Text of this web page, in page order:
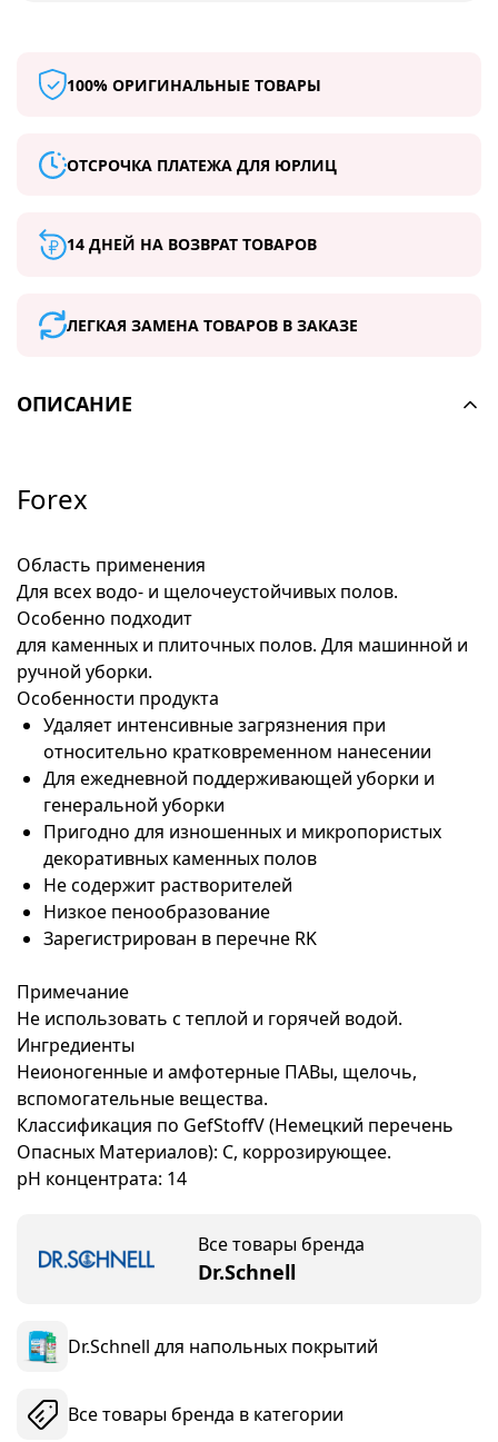
100% ОРИГИНАЛЬНЫЕ ТОВАРЫ
ОТСРОЧКА ПЛАТЕЖА ДЛЯ ЮРЛИЦ
14 ДНЕЙ НА ВОЗВРАТ ТОВАРОВ
ЛЕГКАЯ ЗАМЕНА ТОВАРОВ В ЗАКАЗЕ
ОПИСАНИЕ
Forex
Область применения
Для всех водо- и щелочеустойчивых полов.
Особенно подходит
для каменных и плиточных полов. Для машинной и
ручной уборки.
Особенности продукта
Удаляет интенсивные загрязнения при
относительно кратковременном нанесении
Для ежедневной поддерживающей уборки и
генеральной уборки
Пригодно для изношенных и микропористых
декоративных каменных полов
Не содержит растворителей
Низкое пенообразование
Зарегистрирован в перечне RK
Примечание
Не использовать с теплой и горячей водой.
Ингредиенты
Неионогенные и амфотерные ПАВы, щелочь,
вспомогательные вещества.
Классификация по GefStoffV (Немецкий перечень
Опасных Материалов): С, коррозирующее.
pH концентрата: 14
Все товары бренда
Dr.Schnell
Dr.Schnell для напольных покрытий
Все товары бренда в категории